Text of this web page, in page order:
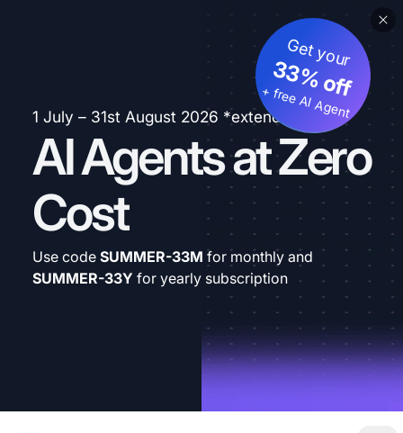
1 July – 31st August 2026 *extended
AI Agents at Zero
Cost
Get your
33% off
+ free AI Agent
Use code SUMMER-33M for monthly and
SUMMER-33Y for yearly subscription